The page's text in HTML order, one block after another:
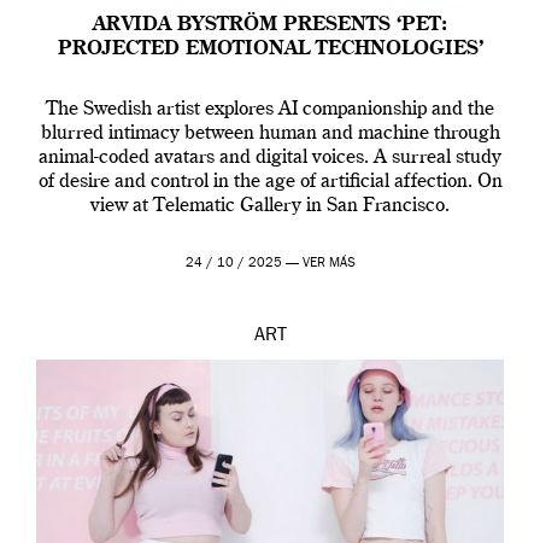
ARVIDA BYSTRÖM PRESENTS ‘PET:
PROJECTED EMOTIONAL TECHNOLOGIES’
The Swedish artist explores AI companionship and the
blurred intimacy between human and machine through
animal-coded avatars and digital voices. A surreal study
of desire and control in the age of artificial affection. On
view at Telematic Gallery in San Francisco.
24 / 10 / 2025 — VER MÁS
ART